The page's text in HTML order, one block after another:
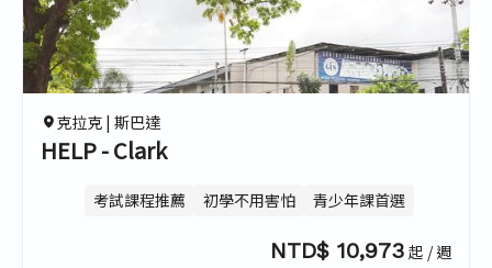
0.0
0.0
0.0
克拉克 | 斯巴達
HELP - Clark
考試課程推薦 初學不用害怕 青少年課首選
NTD$ 10,973 起 / 週